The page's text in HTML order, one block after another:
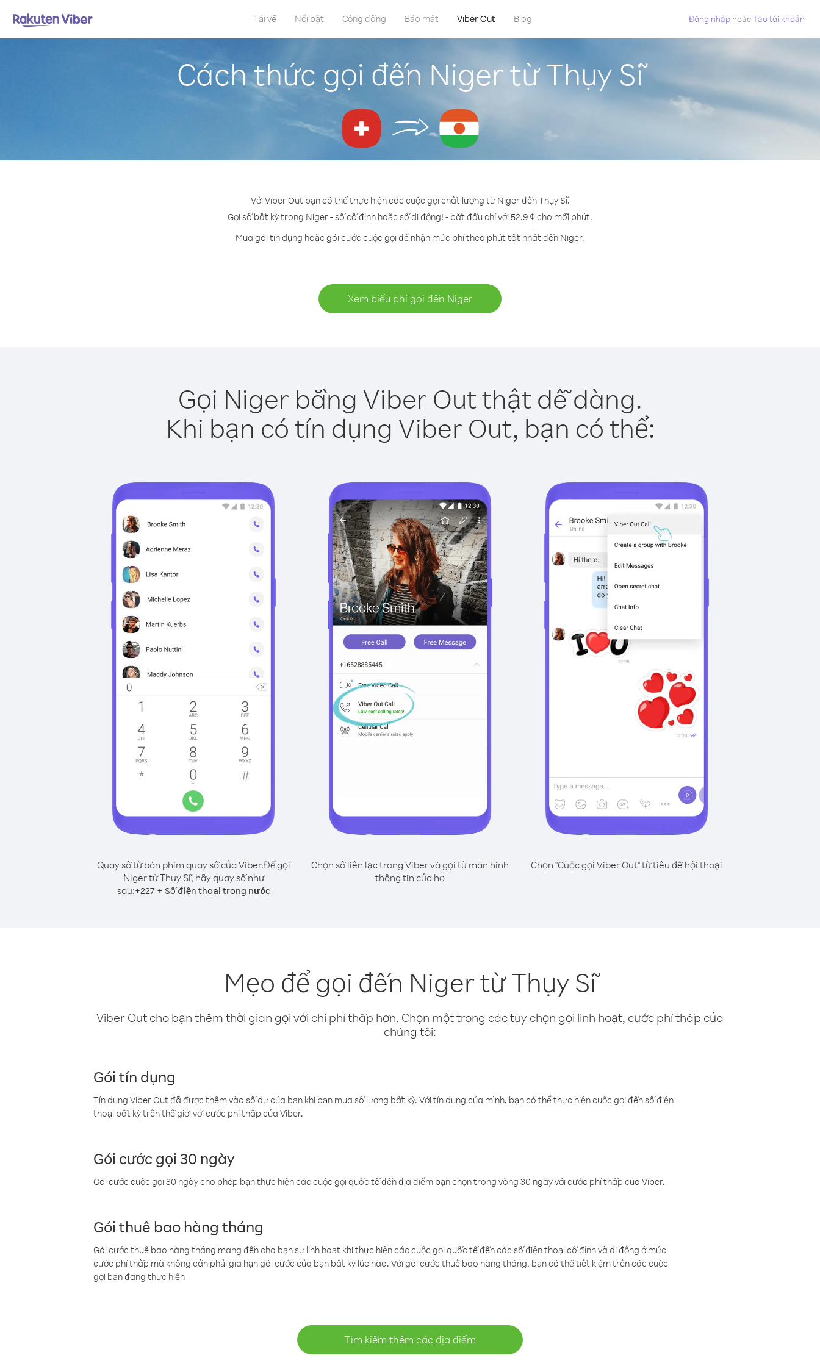
Tải về Nổi bật Cộng đồng Bảo mật Viber Out Blog Đăng nhập hoặcTạo tài khoản
Cách thức gọi đến Niger từ Thụy Sĩ
Với Viber Out bạn có thể thực hiện các cuộc gọi chất lượng từ Niger đến Thụy Sĩ.
Gọi số bất kỳ trong Niger - số cố định hoặc số di động! - bắt đầu chỉ với 52.9 ¢ cho mỗi phút.
Mua gói tín dụng hoặc gói cước cuộc gọi để nhận mức phí theo phút tốt nhất đến Niger.
Xem biểu phí gọi đến Niger
Gọi Niger bằng Viber Out thật dễ dàng.
Khi bạn có tín dụng Viber Out, bạn có thể:
Quay số từ bàn phím quay số của Viber.Để gọi
Niger từ Thụy Sĩ, hãy quay số như
sau:+227+ Số điện thoại trong nước
Chọn số liên lạc trong Viber và gọi từ màn hình
thông tin của họ
Chọn "Cuộc gọi Viber Out" từ tiêu đề hội thoại
Mẹo để gọi đến Niger từ Thụy Sĩ
Viber Out cho bạn thêm thời gian gọi với chi phí thấp hơn. Chọn một trong các tùy chọn gọi linh hoạt, cước phí thấp của
chúng tôi:
Gói tín dụng
Tín dụng Viber Out đã được thêm vào số dư của bạn khi bạn mua số lượng bất kỳ. Với tín dụng của mình, bạn có thể thực hiện cuộc gọi đến số điện
thoại bất kỳ trên thế giới với cước phí thấp của Viber.
Gói cước gọi 30 ngày
Gói cước cuộc gọi 30 ngày cho phép bạn thực hiện các cuộc gọi quốc tế đến địa điểm bạn chọn trong vòng 30 ngày với cước phí thấp của Viber.
Gói thuê bao hàng tháng
Gói cước thuê bao hàng tháng mang đến cho bạn sự linh hoạt khi thực hiện các cuộc gọi quốc tế đến các số điện thoại cố định và di động ở mức
cước phí thấp mà không cần phải gia hạn gói cước của bạn bất kỳ lúc nào. Với gói cước thuê bao hàng tháng, bạn có thể tiết kiệm trên các cuộc
gọi bạn đang thực hiện
Tìm kiếm thêm các địa điểm